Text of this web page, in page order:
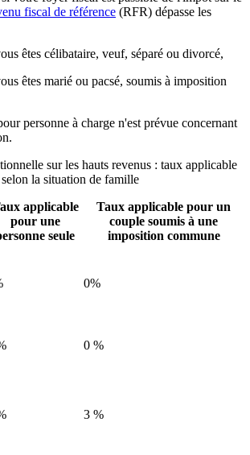
fiscal de référence (RFR) dépasse les
êtes célibataire, veuf, séparé ou divorcé,
êtes marié ou pacsé, soumis à imposition
personne à charge n'est prévue concernant
sur les hauts revenus : taux applicable
selon la situation de famille
applicable
pour une
seule
Taux applicable pour un
couple soumis à une
imposition commune
0%
0 %
3 %